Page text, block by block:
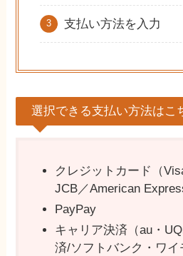
支払い方法を入力
選択できる支払い方法はこ
クレジットカード（
JCB／American
PayPay
キャリア決済（au・
済/ソフトバンク・ワ